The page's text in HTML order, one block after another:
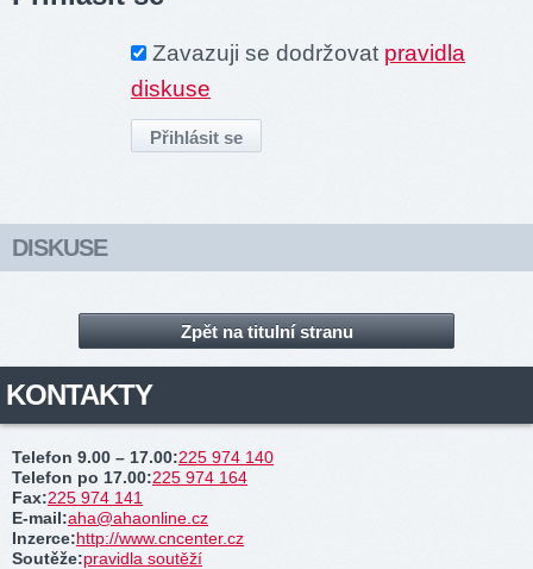
Zavazuji se dodržovat pravidla
diskuse
DISKUSE
Zpět na titulní stranu
KONTAKTY
Telefon 9.00 – 17.00:225 974 140
Telefon po 17.00:225 974 164
Fax:225 974 141
E-mail:aha@ahaonline.cz
Inzerce:http://www.cncenter.cz
Soutěže:pravidla soutěží